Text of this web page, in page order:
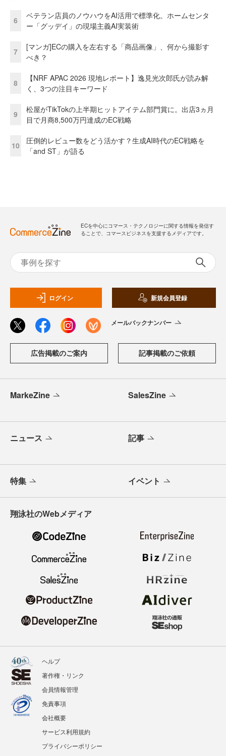
6
ベテラン店員のノウハウをAI活用で標準化。ホームセンタ
ー「グッデイ」の現場主義AI実装術
7
[マンガ]ECの購入を左右する「商品画像」、何から撮影す
べき？
8
【NRF APAC 2026 現地レポート】逸見光次郎氏が読み解
く、3つの注目キーワード
9
松屋がTikTokの上半期ヒットアイテム部門賞に。出店3ヵ月
目で月商8,500万円達成のEC戦略
10
圧倒的レビュー数をどう活かす？生成AI時代のEC戦略を
「and ST」が語る
ECを中心にコマース・テクノロジーに関する情報を発信す
ることで、コマースビジネスを支援するメディアです。
ログイン 新規会員登録
メールバックナンバー
広告掲載のご案内 記事掲載のご依頼
MarkeZine SalesZine
ニュース 記事
特集 イベント
翔泳社のWebメディア
ヘルプ
著作権・リンク
会員情報管理
免責事項
会社概要
サービス利用規約
プライバシーポリシー